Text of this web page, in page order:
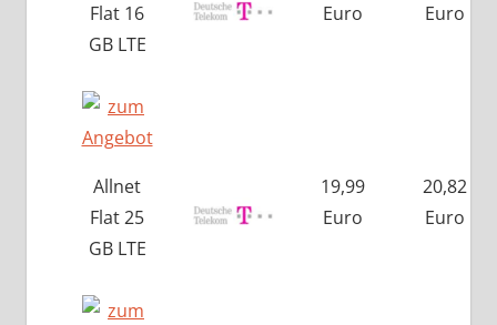
Flat 16
GB LTE
Euro
Euro
Allnet
Flat 25
GB LTE
19,99
Euro
20,82
Euro